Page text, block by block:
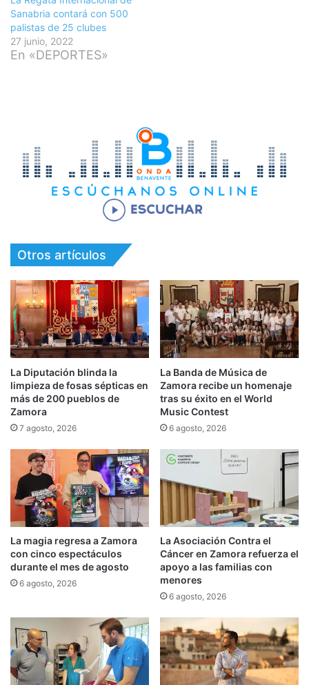
Sanabria contará con 500
palistas de 25 clubes
27 junio, 2022
En «DEPORTES»
Otros artículos
La Diputación blinda la
limpieza de fosas sépticas en
más de 200 pueblos de
Zamora
7 agosto, 2026
La Banda de Música de
Zamora recibe un homenaje
tras su éxito en el World
Music Contest
6 agosto, 2026
La magia regresa a Zamora
con cinco espectáculos
durante el mes de agosto
6 agosto, 2026
La Asociación Contra el
Cáncer en Zamora refuerza el
apoyo a las familias con
menores
6 agosto, 2026